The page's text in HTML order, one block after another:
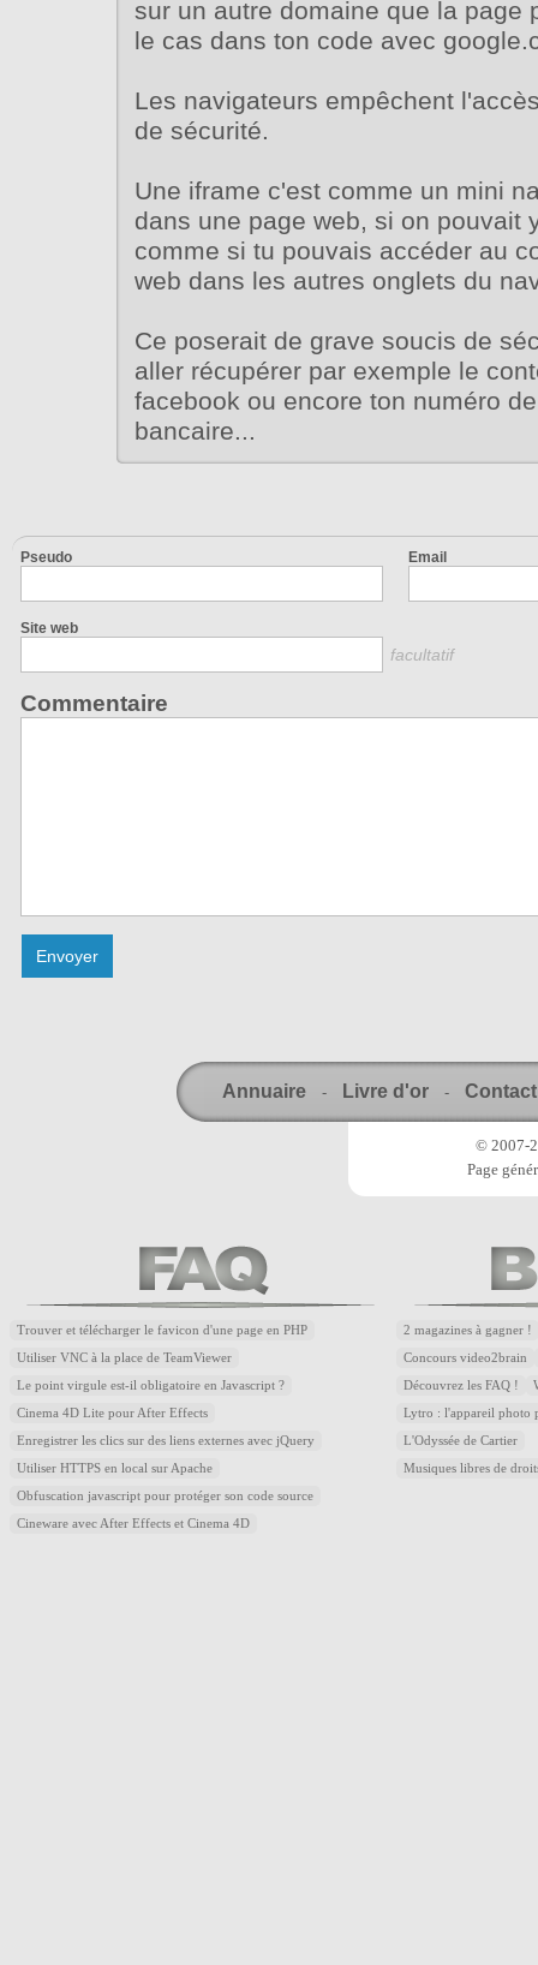
sur un autre domaine que la page
le cas dans ton code avec
Les navigateurs empêchent
de sécurité.
Une iframe c'est comme un mini
dans une page web, si on pouvait
comme si tu pouvais accéder au
web dans les autres onglets du
Ce poserait de grave soucis de
aller récupérer par exemple le
facebook ou encore ton numéro
bancaire...
Pseudo Email
Site web
facultatif
Commentaire
Annuaire - Livre d'or - Contact
© 2007-
Page
Trouver et télécharger le favicon d'une page en PHP
Utiliser VNC à la place de TeamViewer
Le point virgule est-il obligatoire en Javascript ?
Cinema 4D Lite pour After Effects
Enregistrer les clics sur des liens externes avec jQuery
Utiliser HTTPS en local sur Apache
Obfuscation javascript pour protéger son code source
Cineware avec After Effects et Cinema 4D
2 magazines à gagner !
Concours video2brain
Découvrez les FAQ !
Lytro : l'appareil photo
L'Odyssée de Cartier
Musiques libres de